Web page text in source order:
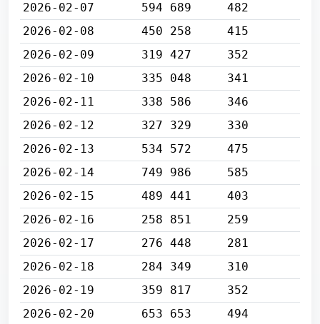
2026-02-07
594 689
482
2026-02-08
450 258
415
2026-02-09
319 427
352
2026-02-10
335 048
341
2026-02-11
338 586
346
2026-02-12
327 329
330
2026-02-13
534 572
475
2026-02-14
749 986
585
2026-02-15
489 441
403
2026-02-16
258 851
259
2026-02-17
276 448
281
2026-02-18
284 349
310
2026-02-19
359 817
352
2026-02-20
653 653
494